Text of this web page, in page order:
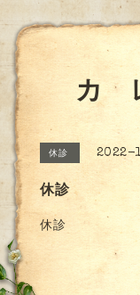
カ
休診 2022-
休診
休診